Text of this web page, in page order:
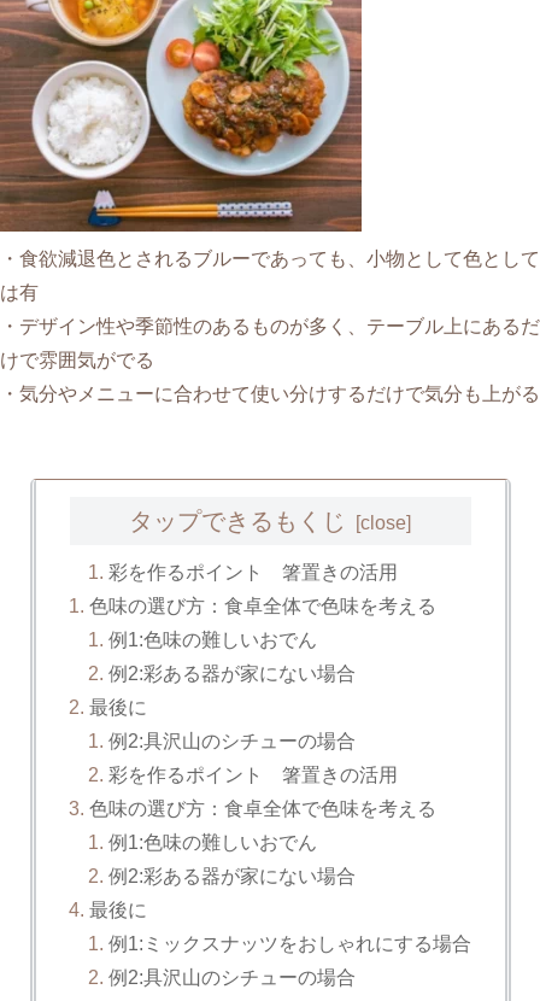
・食欲減退色とされるブルーであっても、小物として色として
は有
・デザイン性や季節性のあるものが多く、テーブル上にあるだ
けで雰囲気がでる
・気分やメニューに合わせて使い分けするだけで気分も上がる
タップできるもくじ
彩を作るポイント 箸置きの活用
色味の選び方：食卓全体で色味を考える
例1:色味の難しいおでん
例2:彩ある器が家にない場合
最後に
例2:具沢山のシチューの場合
彩を作るポイント 箸置きの活用
色味の選び方：食卓全体で色味を考える
例1:色味の難しいおでん
例2:彩ある器が家にない場合
最後に
例1:ミックスナッツをおしゃれにする場合
例2:具沢山のシチューの場合